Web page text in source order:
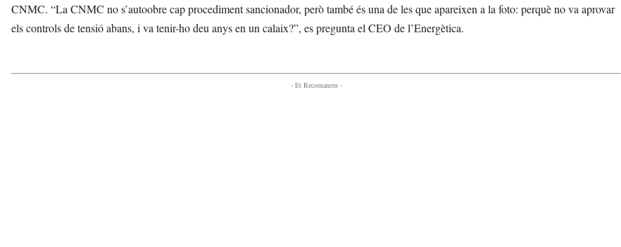
CNMC. “La CNMC no s’autoobre cap procediment sancionador, però també és una de les que apareixen a la foto: perquè no va aprovar
els controls de tensió abans, i va tenir-ho deu anys en un calaix?”, es pregunta el CEO de l’Energètica.
- Et Recomanem -